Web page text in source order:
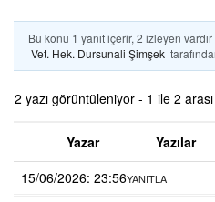
Bu konu 1 yanıt içerir, 2 izleyen
Vet. Hek. Dursunali Şimşek
2 yazı görüntüleniyor - 1 ile 2
Yazar
Yazılar
15/06/2026: 23:56YANITLA